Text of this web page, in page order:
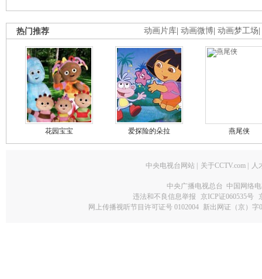
动画片库 动画微博 动画梦工场
热门推荐
花园宝宝 爱探险的朵拉 燕尾侠
中央电视台网站 关于CCTV.com 人
中央广播电视总台 中国网络
违法和不良信息举报
京ICP证060535号
网上传播视听节目许可证号 0102004 新出网证（京）